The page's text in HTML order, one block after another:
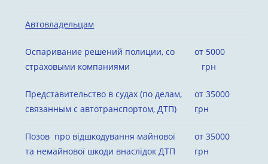
Автовладельцам
Оспаривание решений полиции, со
страховыми компаниями
от 5000
грн
Представительство в судах (по делам,
связанным с автотранспортом, ДТП)
от 35000
грн
Позов про відшкодування майнової
та немайнової шкоди внаслідок ДТП
от 35000
грн